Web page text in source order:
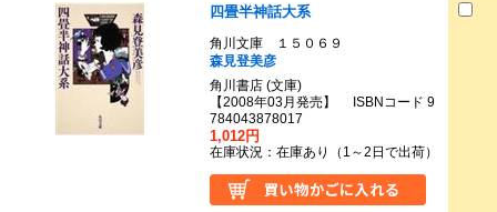
四畳半神話大系
角川文庫 １５０６９
森見登美彦
角川書店 (文庫)
【2008年03月発売】 ISBNコード 9
784043878017
1,012円
在庫状況：在庫あり（1～2日で出荷）